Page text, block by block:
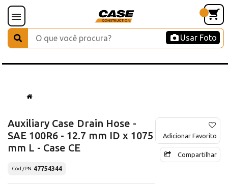
Usar Foto
Auxiliary Case Drain Hose -
SAE 100R6 - 12.7 mm ID x 1075
mm L - Case CE
Cód./PN 47754344
Adicionar Favorito
Compartilhar